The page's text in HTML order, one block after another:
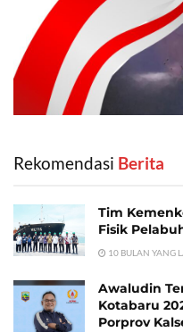
Rekomendasi ‎ Berita
Tim
Fisik
10 BULAN YANG
Awaludin
Kotabaru
Porprov